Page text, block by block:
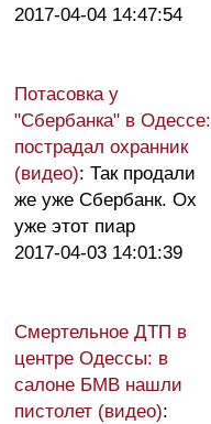
2017-04-04 14:47:54
Потасовка у
"Сбербанка" в Одессе:
пострадал охранник
(видео): Так продали
же уже Сбербанк. Ох
уже этот пиар
2017-04-03 14:01:39
Смертельное ДТП в
центре Одессы: в
салоне БМВ нашли
пистолет (видео):